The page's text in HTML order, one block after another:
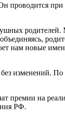
проводится
нам новые
изменений.
премии на
РФ.